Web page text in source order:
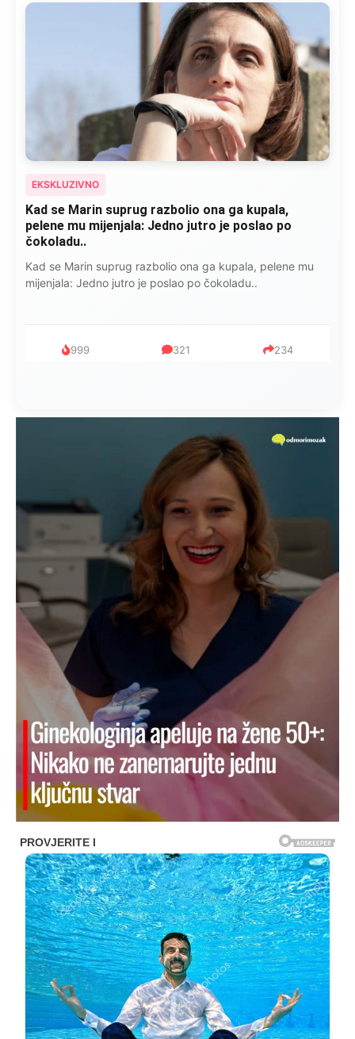
EKSKLUZIVNO
Kad se Marin suprug razbolio ona ga kupala,
pelene mu mijenjala: Jedno jutro je poslao po
čokoladu..
Kad se Marin suprug razbolio ona ga kupala, pelene mu
mijenjala: Jedno jutro je poslao po čokoladu..
999 321 234